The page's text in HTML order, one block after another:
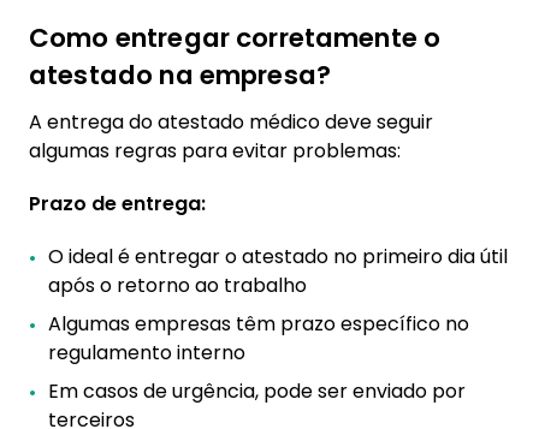
Como entregar corretamente o
atestado na empresa?
A entrega do atestado médico deve seguir
algumas regras para evitar problemas:
Prazo de entrega:
O ideal é entregar o atestado no primeiro dia útil
após o retorno ao trabalho
Algumas empresas têm prazo específico no
regulamento interno
Em casos de urgência, pode ser enviado por
terceiros